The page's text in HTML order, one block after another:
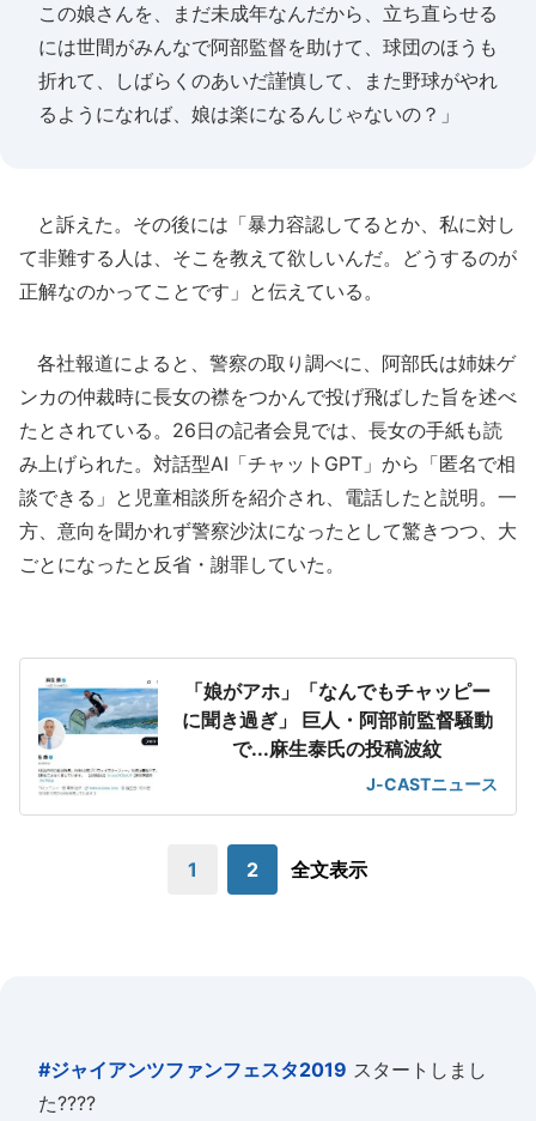
この娘さんを、まだ未成年なんだから、立ち直らせる
には世間がみんなで阿部監督を助けて、球団のほうも
折れて、しばらくのあいだ謹慎して、また野球がやれ
るようになれば、娘は楽になるんじゃないの？」
と訴えた。その後には「暴力容認してるとか、私に対し
て非難する人は、そこを教えて欲しいんだ。どうするのが
正解なのかってことです」と伝えている。
各社報道によると、警察の取り調べに、阿部氏は姉妹ゲ
ンカの仲裁時に長女の襟をつかんで投げ飛ばした旨を述べ
たとされている。26日の記者会見では、長女の手紙も読
み上げられた。対話型AI「チャットGPT」から「匿名で相
談できる」と児童相談所を紹介され、電話したと説明。一
方、意向を聞かれず警察沙汰になったとして驚きつつ、大
ごとになったと反省・謝罪していた。
「娘がアホ」「なんでもチャッピー
に聞き過ぎ」 巨人・阿部前監督騒動
で...麻生泰氏の投稿波紋
J-CASTニュース
1 2 全文表示
#ジャイアンツファンフェスタ2019 スタートしまし
た????